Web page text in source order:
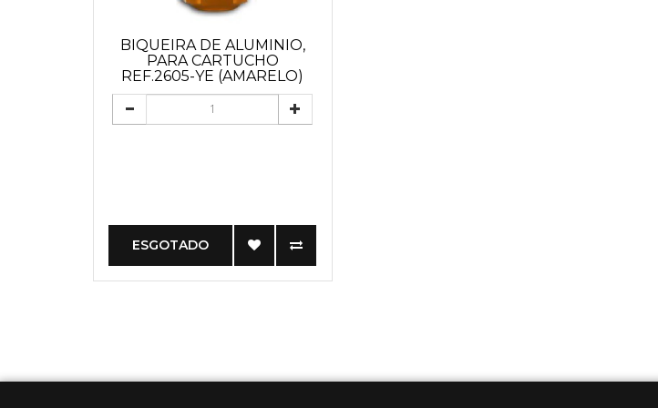
BIQUEIRA DE ALUMINIO,
PARA CARTUCHO
REF.2605-YE (AMARELO)
ESGOTADO